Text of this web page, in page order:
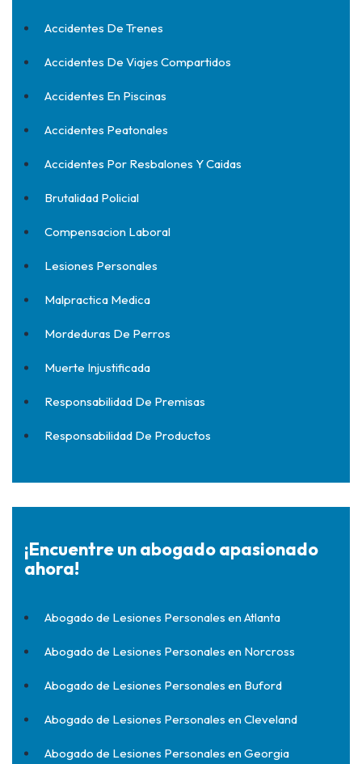
Accidentes De Trenes
Accidentes De Viajes Compartidos
Accidentes En Piscinas
Accidentes Peatonales
Accidentes Por Resbalones Y Caidas
Brutalidad Policial
Compensacion Laboral
Lesiones Personales
Malpractica Medica
Mordeduras De Perros
Muerte Injustificada
Responsabilidad De Premisas
Responsabilidad De Productos
¡Encuentre un abogado apasionado
ahora!
Abogado de Lesiones Personales en Atlanta
Abogado de Lesiones Personales en Norcross
Abogado de Lesiones Personales en Buford
Abogado de Lesiones Personales en Cleveland
Abogado de Lesiones Personales en Georgia